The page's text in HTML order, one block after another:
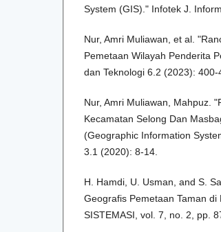
System (GIS)." Infotek J.
Nur, Amri Muliawan, et al.
Pemetaan Wilayah Penderita
dan Teknologi 6.2 (2023): 400-
Nur, Amri Muliawan, Mahpuz.
Kecamatan Selong Dan
(Geographic Information
3.1 (2020): 8-14.
H. Hamdi, U. Usman, and S.
Geografis Pemetaan Taman
SISTEMASI, vol. 7, no. 2, pp.